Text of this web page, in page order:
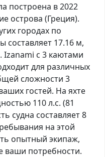
построена в 2022
острова (Греция).
городах по
составляет 17.16 м,
Izanami с 3 каютами
для различных
сложности 3
гостей. На яхте
110 л.с. (81
судна составляет 8
на этой
опытный экипаж,
ваши потребности.